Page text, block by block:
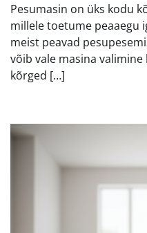
Pesumasin on üks kodu
millele toetume peaaegu
meist peavad
võib vale masina
kõrged […]